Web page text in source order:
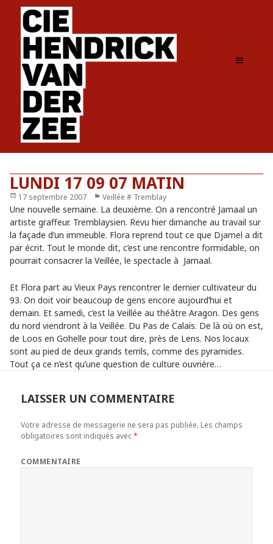
LUNDI 17 09 07 MATIN
Publié
le
17 septembre 2007 Catégories
Veillée # Tremblay
Une nouvelle semaine. La deuxième. On a rencontré Jamaal un
artiste graffeur. Tremblaysien. Revu hier dimanche au travail sur
la façade d’un immeuble. Flora reprend tout ce que Djamel a dit
par écrit. Tout le monde dit, c’est une rencontre formidable, on
pourrait consacrer la Veillée, le spectacle à Jamaal.
Et Flora part au Vieux Pays rencontrer le dernier cultivateur du
93. On doit voir beaucoup de gens encore aujourd’hui et
demain. Et samedi, c’est la Veillée au théâtre Aragon. Des gens
du nord viendront à la Veillée. Du Pas de Calais. De là où on est,
de Loos en Gohelle pour tout dire, près de Lens. Nos locaux
sont au pied de deux grands terrils, comme des pyramides.
Tout ça ce n’est qu’une question de culture ouvrière…
LAISSER UN COMMENTAIRE
Votre adresse de messagerie ne sera pas publiée. Les champs
obligatoires sont indiqués avec*
COMMENTAIRE